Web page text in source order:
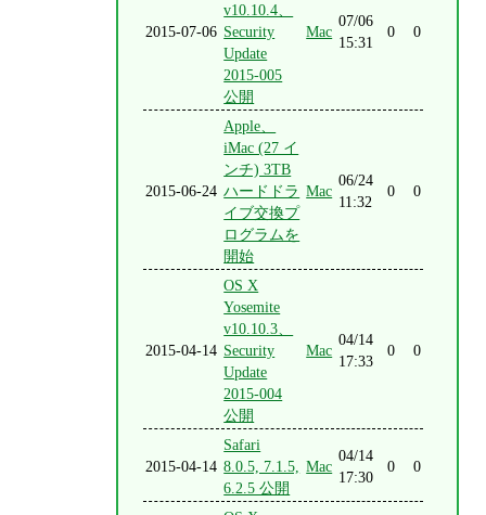
2015-07-06
v10.10.4、
Security
Update
2015-005
公開
Mac
07/06
15:31
0 0
2015-06-24
Apple、
iMac (27 イ
ンチ) 3TB
ハードドラ
イブ交換プ
ログラムを
開始
Mac
06/24
11:32
0 0
2015-04-14
OS X
Yosemite
v10.10.3、
Security
Update
2015-004
公開
Mac
04/14
17:33
0 0
2015-04-14
Safari
8.0.5, 7.1.5,
6.2.5 公開
Mac
04/14
17:30
0 0